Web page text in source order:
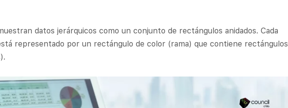
datos jerárquicos como un conjunto de rectángulos anidados. Cada
representado por un rectángulo de color (rama) que contiene rectángulos